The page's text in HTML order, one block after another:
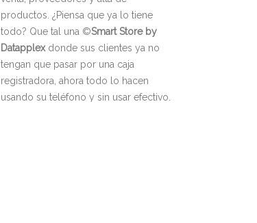
productos. ¿Piensa que ya lo tiene
todo? Que tal una ©Smart Store by
Datapplex donde sus clientes ya no
tengan que pasar por una caja
registradora, ahora todo lo hacen
usando su teléfono y sin usar efectivo.